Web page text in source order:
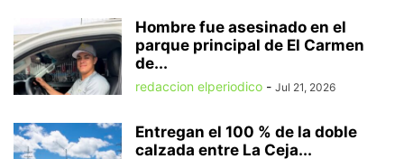
Hombre fue asesinado en el
parque principal de El Carmen
de...
redaccion elperiodico - Jul 21, 2026
Entregan el 100 % de la doble
calzada entre La Ceja...